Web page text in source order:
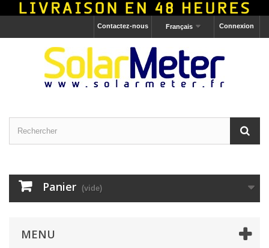
Connexion
Français
Contactez-nous
Panier (vide)
MENU